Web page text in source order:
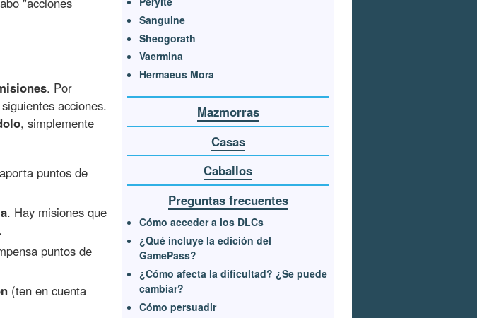
. Por
acciones.
, simplemente
puntos de
. Hay misiones que
puntos de
(ten en cuenta
Sanguine
Sheogorath
Vaermina
Hermaeus Mora
Mazmorras
Casas
Caballos
Preguntas frecuentes
Cómo acceder a los DLCs
¿Qué incluye la edición del
GamePass?
¿Cómo afecta la dificultad? ¿Se puede
cambiar?
Cómo persuadir